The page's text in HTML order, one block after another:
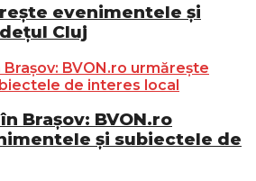
evenimentele și
Cluj
Brașov: BVON.ro
și subiectele de